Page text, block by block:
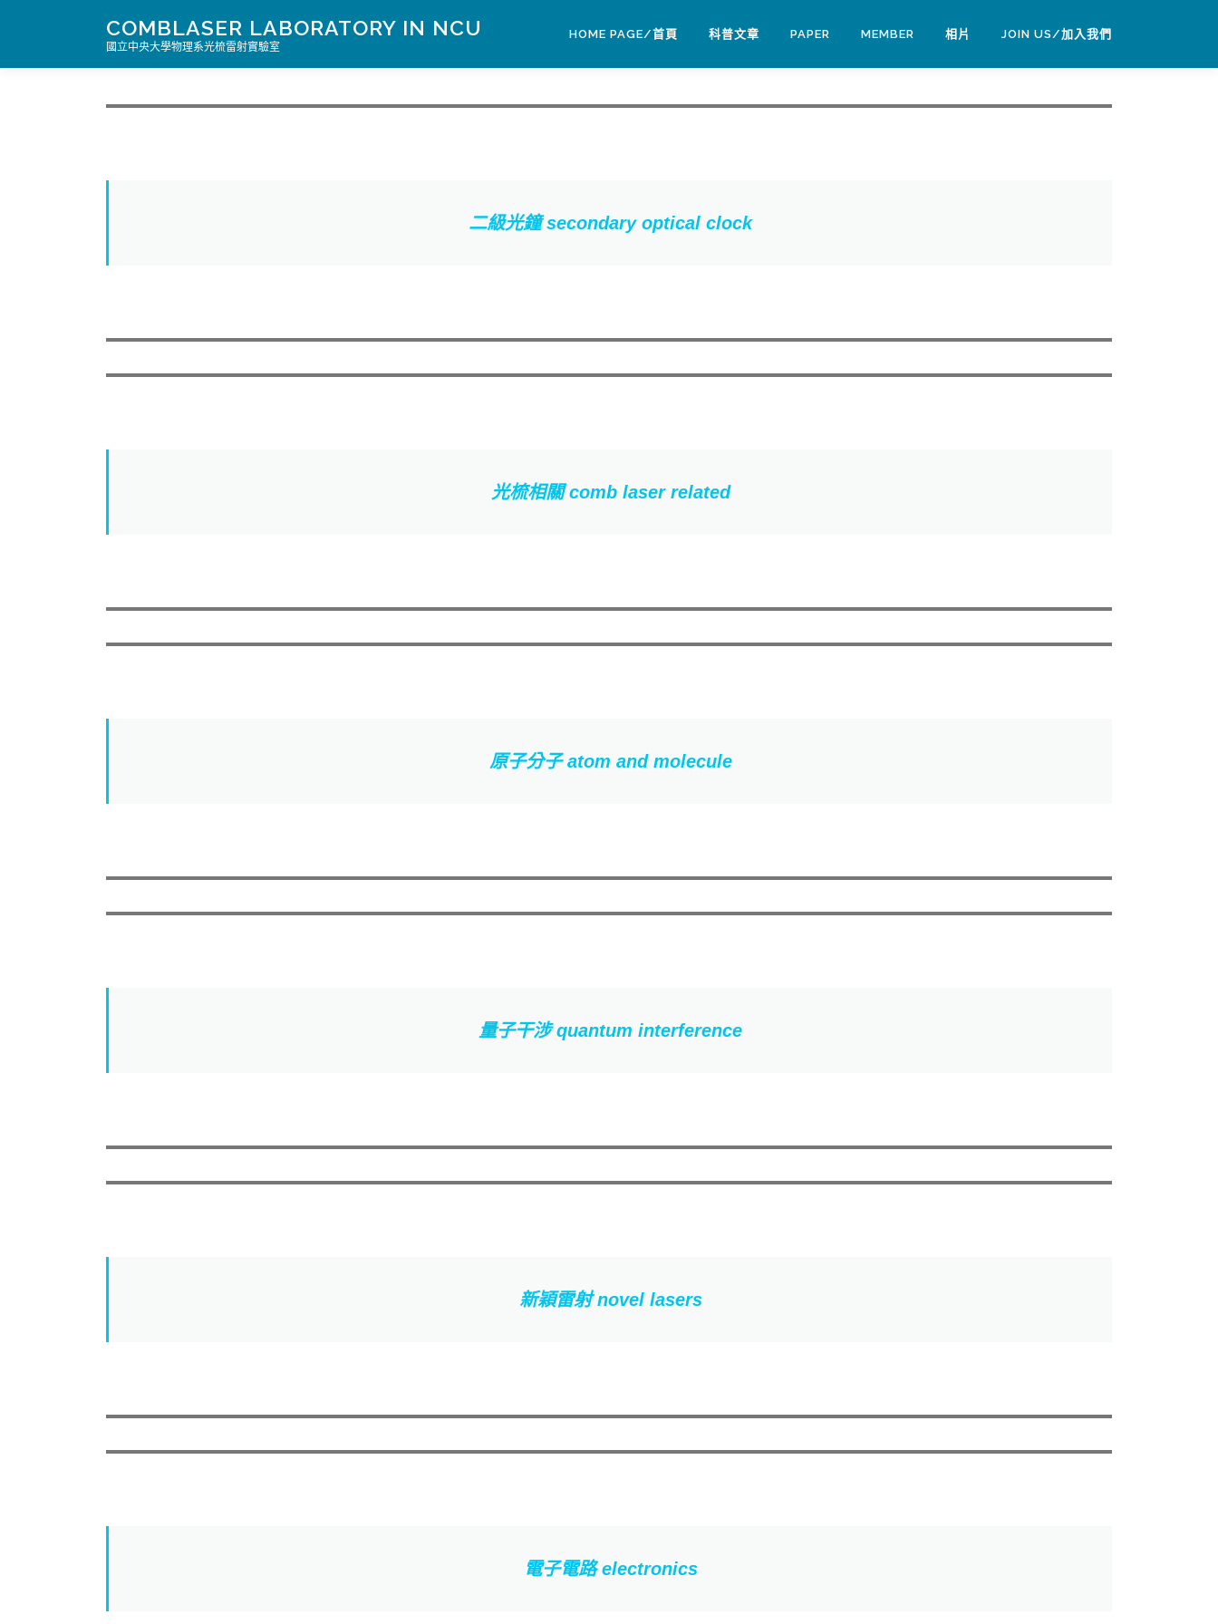
要
COMBLASER LABORATORY IN NCU
國立中央大學物理系光梳雷射實驗室
HOME PAGE/首頁 科普文章 PAPER MEMBER 相片 JOIN US/加入我們
二級光鐘 secondary optical clock
光梳相關 comb laser related
原子分子 atom and molecule
量子干涉 quantum interference
新穎雷射 novel lasers
電子電路 electronics